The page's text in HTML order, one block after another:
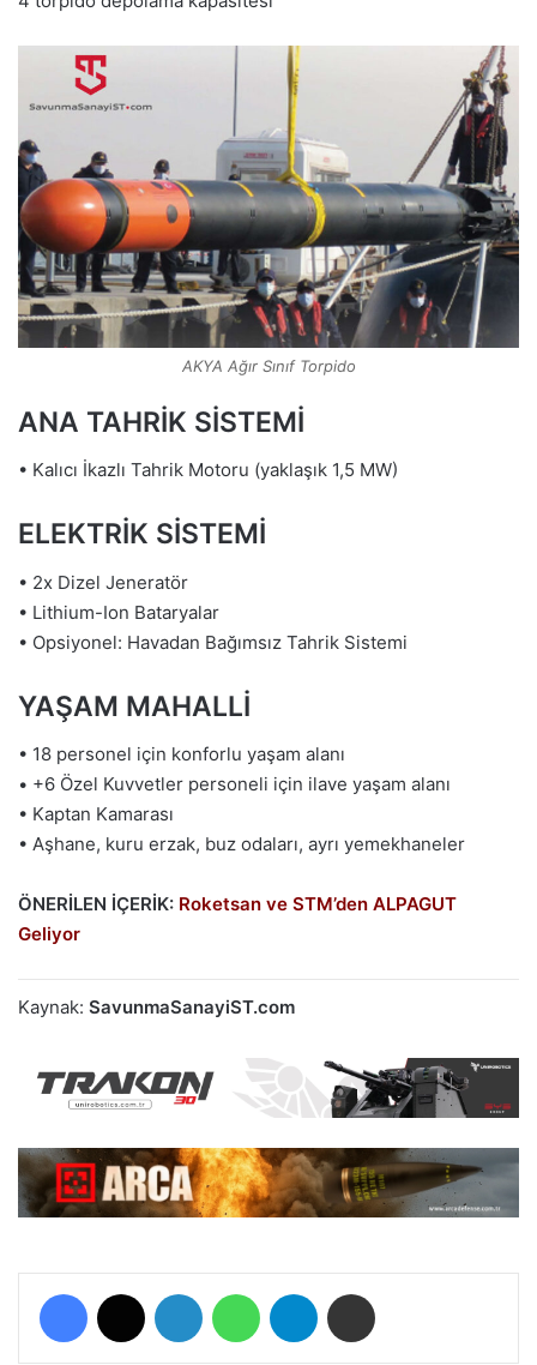
AKYA Ağır Sınıf Torpido
ANA TAHRİK SİSTEMİ
• Kalıcı İkazlı Tahrik Motoru (yaklaşık 1,5 MW)
ELEKTRİK SİSTEMİ
• 2x Dizel Jeneratör
• Lithium-Ion Bataryalar
• Opsiyonel: Havadan Bağımsız Tahrik Sistemi
YAŞAM MAHALLİ
• 18 personel için konforlu yaşam alanı
• +6 Özel Kuvvetler personeli için ilave yaşam alanı
• Kaptan Kamarası
• Aşhane, kuru erzak, buz odaları, ayrı yemekhaneler
ÖNERİLEN İÇERİK: Roketsan ve STM’den ALPAGUT
Geliyor
Kaynak: SavunmaSanayiST.com